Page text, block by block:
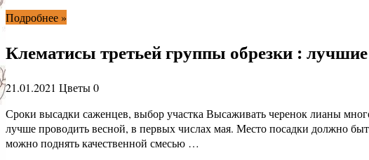
Подробнее »
Клематисы третьей группы обрезки :
21.01.2021 Цветы0
Сроки высадки саженцев, выбор участка Высаживать черенок лианы
лучше проводить весной, в первых числах мая. Место посадки должно
можно поднять качественной смесью …